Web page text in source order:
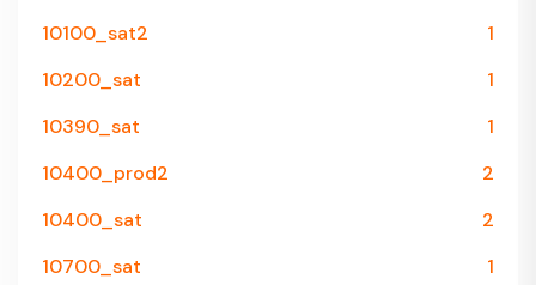
10100_sat2
1
10200_sat
1
10390_sat
1
10400_prod2
2
10400_sat
2
10700_sat
1